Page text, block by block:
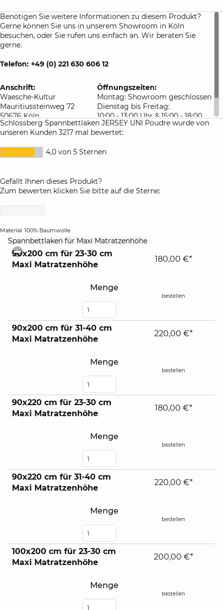
Benötigen Sie weitere Informationen zu diesem Produkt?
Gerne können Sie uns in unserem Showroom in Köln
besuchen, oder Sie rufen uns einfach an. Wir beraten Sie
gerne.
Telefon: +49 (0) 221 630 606 12
Anschrift:
Waesche-Kultur
Mauritiussteinweg 72
50676 Köln
Deutschland
Öffnungszeiten:
Montag: Showroom geschlossen
Dienstag bis Freitag:
10:00 - 13:00 Uhr & 15:00 - 18:00
Uhr
Samstag: 10:00 - 16:00 Uhr
Schlossberg Spannbettlaken JERSEY UNI Poudre wurde von
unseren Kunden 3217 mal bewertet:
4,0 von 5 Sternen
Gefällt Ihnen dieses Produkt?
Zum bewerten klicken Sie bitte auf die Sterne:
Material: 100% Baumwolle
Spannbettlaken für Maxi Matratzenhöhe
collapse
90x200 cm für 23-30 cm
Maxi Matratzenhöhe
Menge
180,00 €*
bestellen
90x200 cm für 31-40 cm
Maxi Matratzenhöhe
Menge
220,00 €*
bestellen
90x220 cm für 23-30 cm
Maxi Matratzenhöhe
Menge
180,00 €*
bestellen
90x220 cm für 31-40 cm
Maxi Matratzenhöhe
Menge
220,00 €*
bestellen
100x200 cm für 23-30 cm
Maxi Matratzenhöhe
Menge
200,00 €*
bestellen